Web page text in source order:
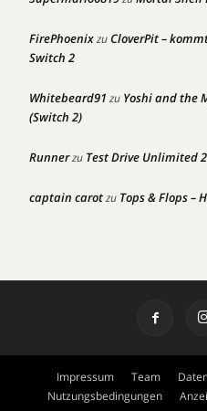
FirePhoenixzuCloverPit –
Switch 2
Whitebeard91 zu Yoshi and the
(Switch 2)
Runnerzu Test Drive Unlimited
captain carotzu Tops & Flops –
Impressum Team
Nutzungsbedingungen